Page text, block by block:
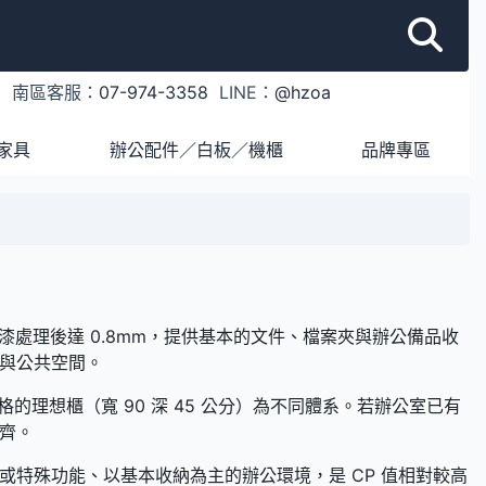
南區客服： 07-974-3358 LINE：@hzoa
具 辦公配件／白板／機櫃 品牌專區
處理後達 0.8mm，提供基本的文件、檔案夾與辦公備品收
公共空間。
的理想櫃（寬 90 深 45 公分）為不同體系。若辦公室已有
。
特殊功能、以基本收納為主的辦公環境，是 CP 值相對較高